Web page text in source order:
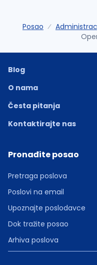
Posao
Blog
O nama
Česta pitanja
Kontaktirajte nas
Pronađite posao
Pretraga poslova
Poslovi na email
Upoznajte poslodavce
Dok tražite posao
Arhiva poslova